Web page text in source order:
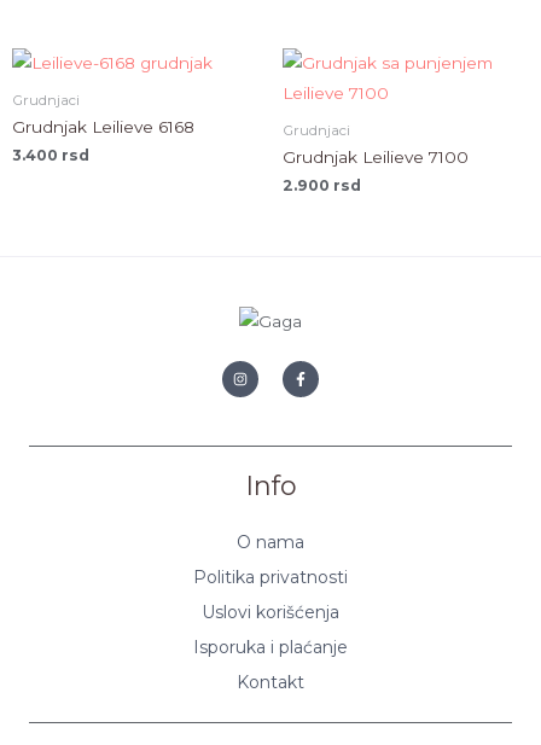
Grudnjaci
Grudnjak Leilieve 6168
3.400 rsd
Grudnjaci
Grudnjak Leilieve 7100
2.900 rsd
Info
O nama
Politika privatnosti
Uslovi korišćenja
Isporuka i plaćanje
Kontakt